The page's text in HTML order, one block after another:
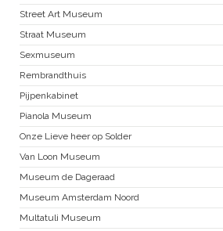
Street Art Museum
Straat Museum
Sexmuseum
Rembrandthuis
Pijpenkabinet
Pianola Museum
Onze Lieve heer op Solder
Van Loon Museum
Museum de Dageraad
Museum Amsterdam Noord
Multatuli Museum